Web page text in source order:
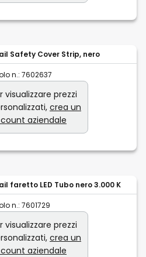
Safety Cover Strip, nero
n.: 7602637
visualizzare prezzi
crea un
aziendale
faretto LED Tubo nero 3.000 K
n.: 7601729
visualizzare prezzi
crea un
aziendale